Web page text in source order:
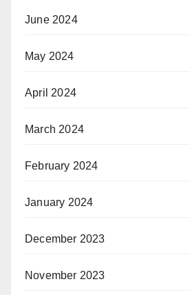
June 2024
May 2024
April 2024
March 2024
February 2024
January 2024
December 2023
November 2023